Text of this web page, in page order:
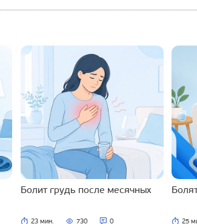
Болит грудь после месячных
23 мин. 730 0 25